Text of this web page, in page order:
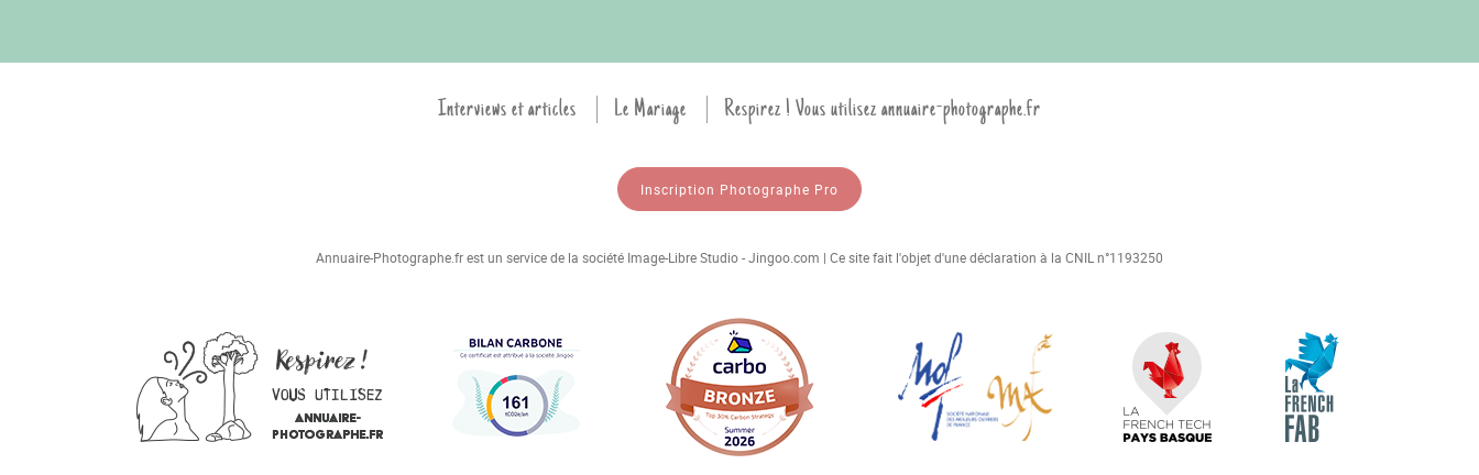
Interviews et articles Le Mariage Respirez ! Vous utilisez annuaire-photographe.fr
Inscription Photographe Pro
Annuaire-Photographe.fr est un service de la société Image-Libre Studio - Jingoo.com | Ce site fait l'objet d'une déclaration à la CNIL n°1193250